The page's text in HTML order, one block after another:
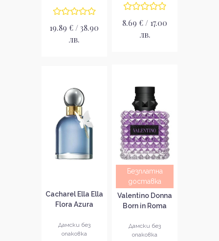
19.89 € / 38.90
лв.
8.69 € / 17.00
лв.
Cacharel Ella Ella
Flora Azura
за жени без
опаковка EDP
Дамски без
опаковка
Безплатна
доставка
Valentino Donna
Born in Roma
Melancholia
Парфюмна вода
Дамски без
опаковка